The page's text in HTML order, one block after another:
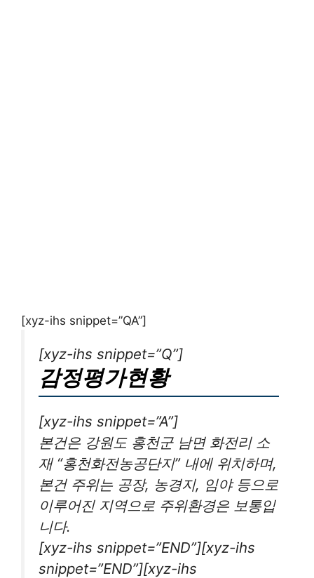
[xyz-ihs snippet=”QA”]
[xyz-ihs snippet=”Q”]
감정평가현황
[xyz-ihs snippet=”A”]
본건은 강원도 홍천군 남면 화전리 소
재 “홍천화전농공단지” 내에 위치하며,
본건 주위는 공장, 농경지, 임야 등으로
이루어진 지역으로 주위환경은 보통입
니다.
[xyz-ihs snippet=”END”][xyz-ihs
snippet=”END”][xyz-ihs